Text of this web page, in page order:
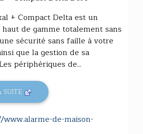
+ Compact Delta est un
de gamme totalement sans
sécurité sans faille à votre
que la gestion de sa
périphériques de...
SUITE
de-maison-